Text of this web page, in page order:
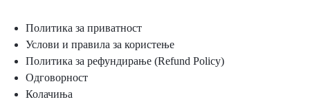
Политика за приватност
Услови и правила за користење
Политика за рефундирање (Refund Policy)
Одговорност
Колачиња